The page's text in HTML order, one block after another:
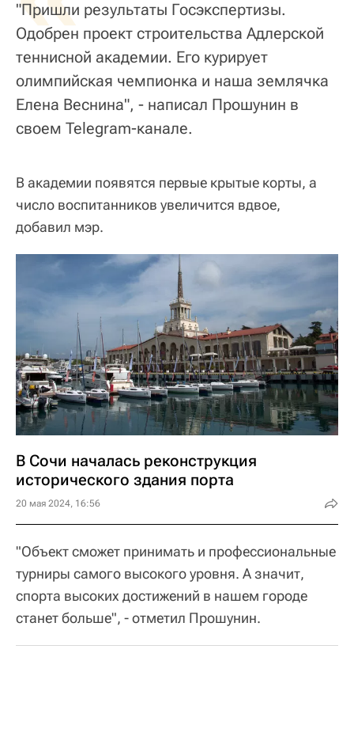
"Пришли результаты Госэкспертизы.
Одобрен проект строительства Адлерской
теннисной академии. Его курирует
олимпийская чемпионка и наша землячка
Елена Веснина", - написал Прошунин в
своем Telegram-канале.
В академии появятся первые крытые корты, а
число воспитанников увеличится вдвое,
добавил мэр.
В Сочи началась реконструкция
исторического здания порта
20 мая 2024, 16:56
"Объект сможет принимать и профессиональные
турниры самого высокого уровня. А значит,
спорта высоких достижений в нашем городе
станет больше", - отметил Прошунин.